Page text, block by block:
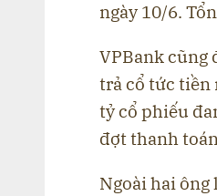
ngày 10/6.
VPBank cũng
trả cổ tức tiền
tỷ cổ phiếu
đợt thanh
Ngoài hai